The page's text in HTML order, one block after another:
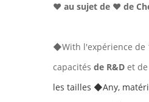
❤ au sujet de ❤ de
◆With l'expérience de
capacités de R&D et
les tailles ◆Any,